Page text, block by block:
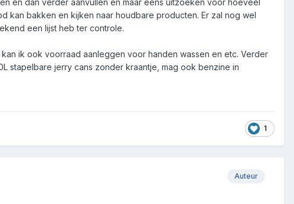
kan bakken en kijken naar houdbare producten. Er zal nog wel
een lijst heb ter controle.
ik ook voorraad aanleggen voor handen wassen en etc. Verder
stapelbare jerry cans zonder kraantje, mag ook benzine in
1
Auteur